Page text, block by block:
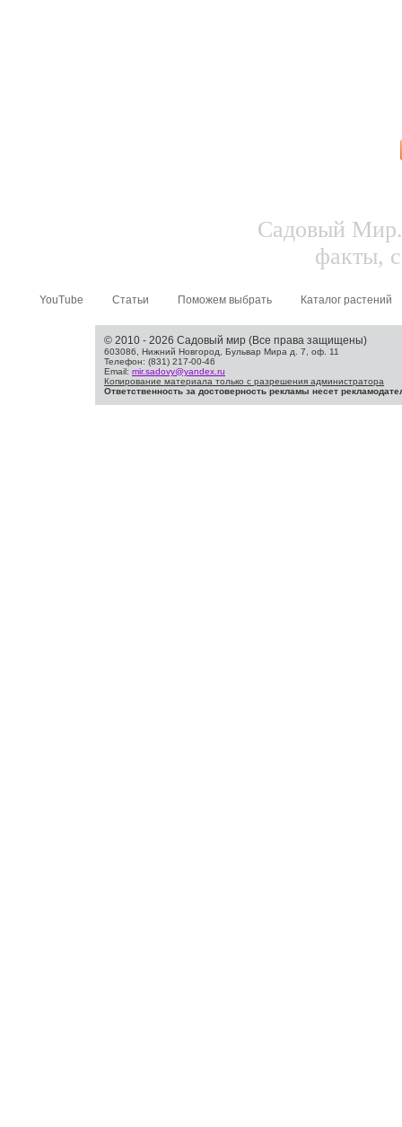
Садовый Мир.
факты,
YouTube Статьи Поможем выбрать Каталог растений
© 2010 - 2026 Садовый мир (Все права защищены)
603086, Нижний Новгород, Бульвар Мира д. 7, оф. 11
Телефон: (831) 217-00-46
Email: mir.sadovy@yandex.ru
Копирование материала только с разрешения администратора
Ответственность за достоверность рекламы несет